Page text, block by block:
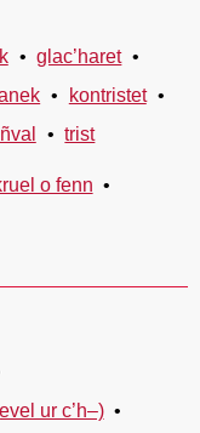
glac’haret
kontristet
trist
o fenn
ur c’h–)